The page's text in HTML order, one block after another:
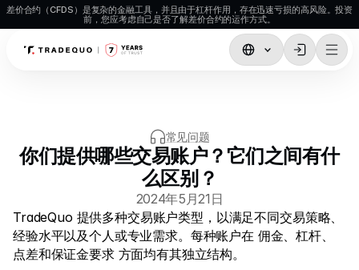
差价合约（CFDS）是复杂的金融工具，并且由于杠杆作用，存在迅速亏损的高风险。投资
前，您应考虑自己是否了解差价合约的运作方式。
MetaTrader4
存款与取款
Account Types
常见问题
你们提供哪些交易账户？它们之间有什
么区别？
2024年5月21日
TradeQuo 提供多种交易账户类型，以满足不同交易策略、
经验水平以及个人或专业需求。每种账户在 佣金、杠杆、
点差和保证金要求 方面均有其独立结构。